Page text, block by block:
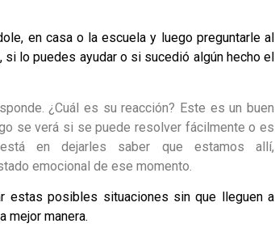
en casa o la escuela y luego preguntarle al
lo puedes ayudar o si sucedió algún hecho el
¿Cuál es su reacción? Este es un buen
se verá si se puede resolver fácilmente o es
en dejarles saber que estamos allí,
emocional de ese momento.
estas posibles situaciones sin que lleguen a
mejor manera.